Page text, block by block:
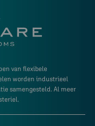
van flexibele
worden industrieel
samengesteld. Al meer